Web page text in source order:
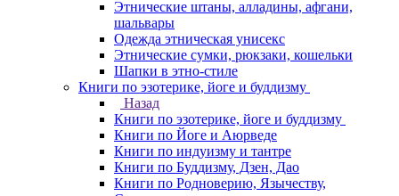
Этнические штаны, алладины, афгани,
шальвары
Одежда этническая унисекс
Этнические сумки, рюкзаки, кошельки
Шапки в этно-стиле
Книги по эзотерике, йоге и буддизму
Назад
Книги по эзотерике, йоге и буддизму
Книги по Йоге и Аюрведе
Книги по индуизму и тантре
Книги по Буддизму, Дзен, Дао
Книги по Родноверию, Язычеству,